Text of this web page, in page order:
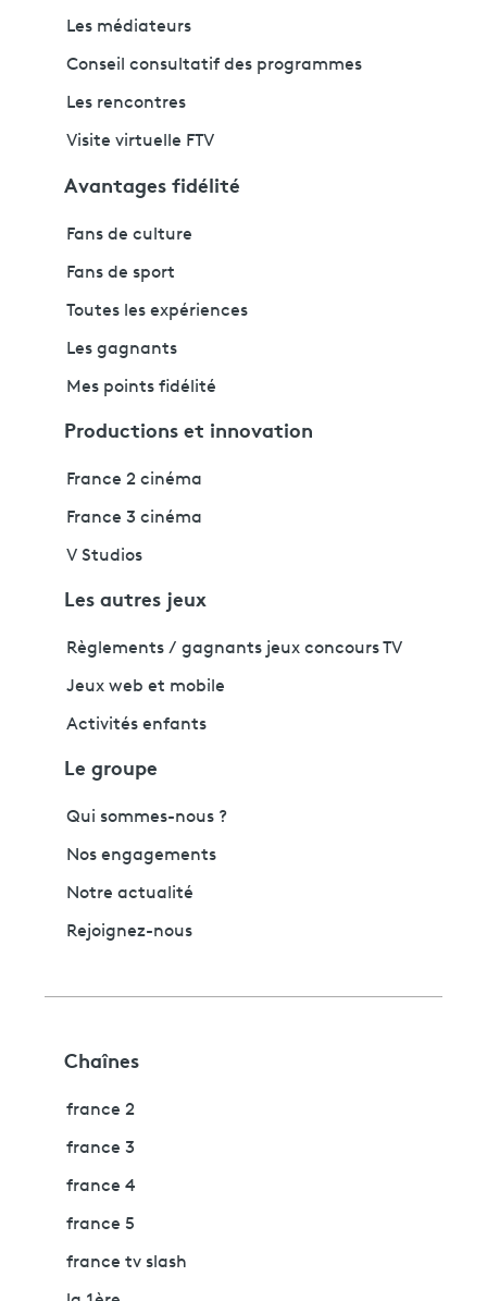
Les médiateurs
Conseil consultatif des programmes
Les rencontres
Visite virtuelle FTV
Avantages fidélité
Fans de culture
Fans de sport
Toutes les expériences
Les gagnants
Mes points fidélité
Productions et innovation
France 2 cinéma
France 3 cinéma
V Studios
Les autres jeux
Règlements / gagnants jeux concours TV
Jeux web et mobile
Activités enfants
Le groupe
Qui sommes-nous ?
Nos engagements
Notre actualité
Rejoignez-nous
Chaînes
france 2
france 3
france 4
france 5
france tv slash